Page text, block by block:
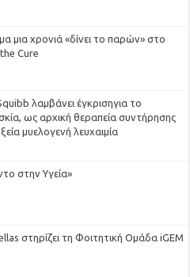
μια χρονιά «δίνει το παρών» στο
Cure
λαμβάνει έγκρισηγια το
ως αρχική θεραπεία συντήρησης
μυελογενή λευχαιμία
στην Υγεία»
στηρίζει τη Φοιτητική Ομάδα iGEM